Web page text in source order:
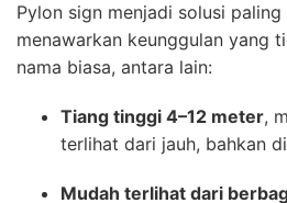
Pylon sign menjadi solusi
menawarkan keunggulan yang
nama biasa, antara lain:
Tiang tinggi 4–12 meter,
terlihat dari jauh, bahkan
Mudah terlihat dari